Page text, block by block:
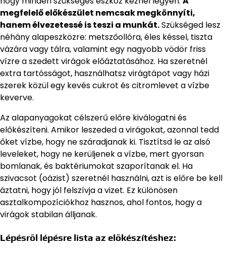
megfelelő előkészület nemcsak megkönnyíti,
hanem élvezetessé is teszi a munkát.Szükséged lesz
néhány alapeszközre: metszőollóra, éles késsel, tiszta
vázára vagy tálra, valamint egy nagyobb vödör friss
vízre a szedett virágok előáztatásához. Ha szeretnél
extra tartósságot, használhatsz virágtápot vagy házi
szerek közül egy kevés cukrot és citromlevet a vízbe
keverve.
Az alapanyagokat célszerű előre kiválogatni és
előkészíteni. Amikor leszeded a virágokat, azonnal tedd
őket vízbe, hogy ne száradjanak ki. Tisztítsd le az alsó
leveleket, hogy ne kerüljenek a vízbe, mert gyorsan
bomlanak, és baktériumokat szaporítanak el. Ha
szivacsot (oázist) szeretnél használni, azt is előre be kell
áztatni, hogy jól felszívja a vizet. Ez különösen
asztalkompozíciókhoz hasznos, ahol fontos, hogy a
virágok stabilan álljanak.
Lépésről lépésre lista az előkészítéshez: